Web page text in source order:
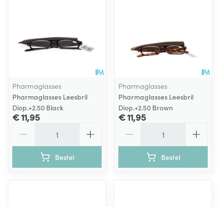
Pharmaglasses
Pharmaglasses Leesbril
Diop.+2.50 Black
€ 11,95
Bestel
Pharmaglasses
Pharmaglasses Leesbril
Diop.+2.50 Brown
€ 11,95
Bestel